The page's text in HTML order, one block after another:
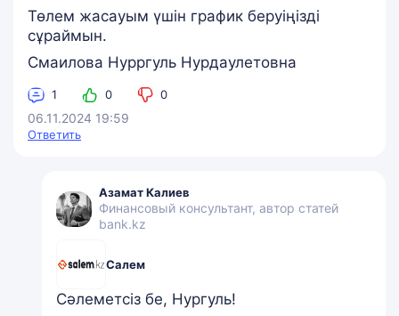
Төлем жасауым үшін график беруіңізді
сұраймын.
Смаилова Нурргуль Нурдаулетовна
1 0 0
06.11.2024 19:59
Ответить
Азамат Калиев
Финансовый консультант, автор статей
bank.kz
Салем
Сәлеметсіз бе, Нургуль!